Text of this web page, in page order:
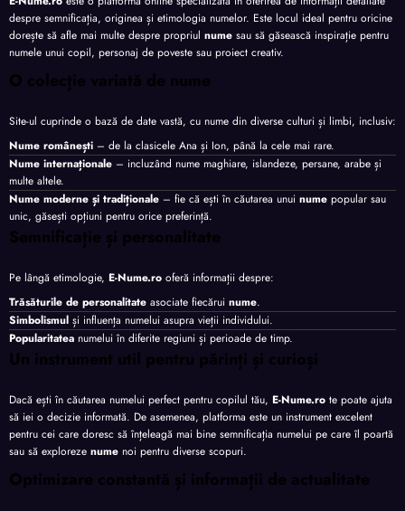
despre semnificația, originea și etimologia numelor. Este locul ideal pentru oricine
dorește să afle mai multe despre propriul nume sau să găsească inspirație pentru
numele unui copil, personaj de poveste sau proiect creativ.
O colecție variată de nume
Site-ul cuprinde o bază de date vastă, cu nume din diverse culturi și limbi, inclusiv:
Nume românești – de la clasicele Ana și Ion, până la cele mai rare.
Nume internaționale – incluzând nume maghiare, islandeze, persane, arabe și
multe altele.
Nume moderne și tradiționale – fie că ești în căutarea unui nume popular sau
unic, găsești opțiuni pentru orice preferință.
Semnificație și personalitate
Pe lângă etimologie, E-Nume.ro oferă informații despre:
Trăsăturile de personalitate asociate fiecărui nume.
Simbolismul și influența numelui asupra vieții individului.
Popularitatea numelui în diferite regiuni și perioade de timp.
Un instrument util pentru părinți și curioși
Dacă ești în căutarea numelui perfect pentru copilul tău, E-Nume.ro te poate ajuta
să iei o decizie informată. De asemenea, platforma este un instrument excelent
pentru cei care doresc să înțeleagă mai bine semnificația numelui pe care îl poartă
sau să exploreze nume noi pentru diverse scopuri.
Optimizare constantă și informații de actualitate